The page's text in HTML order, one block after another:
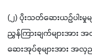
(၂) ပိုးသတ်ဆေးယဉ်ပါးမှုမ
ညွှန်ကြားချက်များအာ
ဆေးအုပ်စုများအား အ